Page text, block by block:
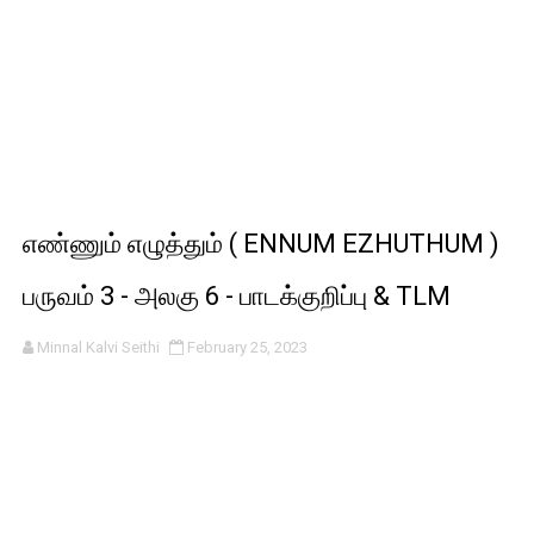
எண்ணும் எழுத்தும் ( ENNUM EZHUTHUM )
பருவம் 3 - அலகு 6 - பாடக்குறிப்பு & TLM
Minnal Kalvi Seithi February 25, 2023